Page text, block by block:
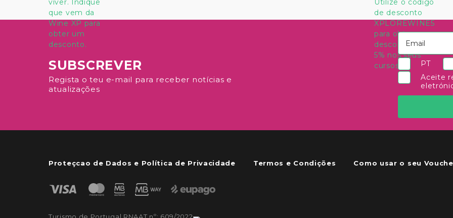
SUBSCREVER
Regista o teu e-mail para receber notícias e
atualizações
PT
Aceite
Proteçcao de Dados e Política de Privacidade Termos e Condições Como usar o seu